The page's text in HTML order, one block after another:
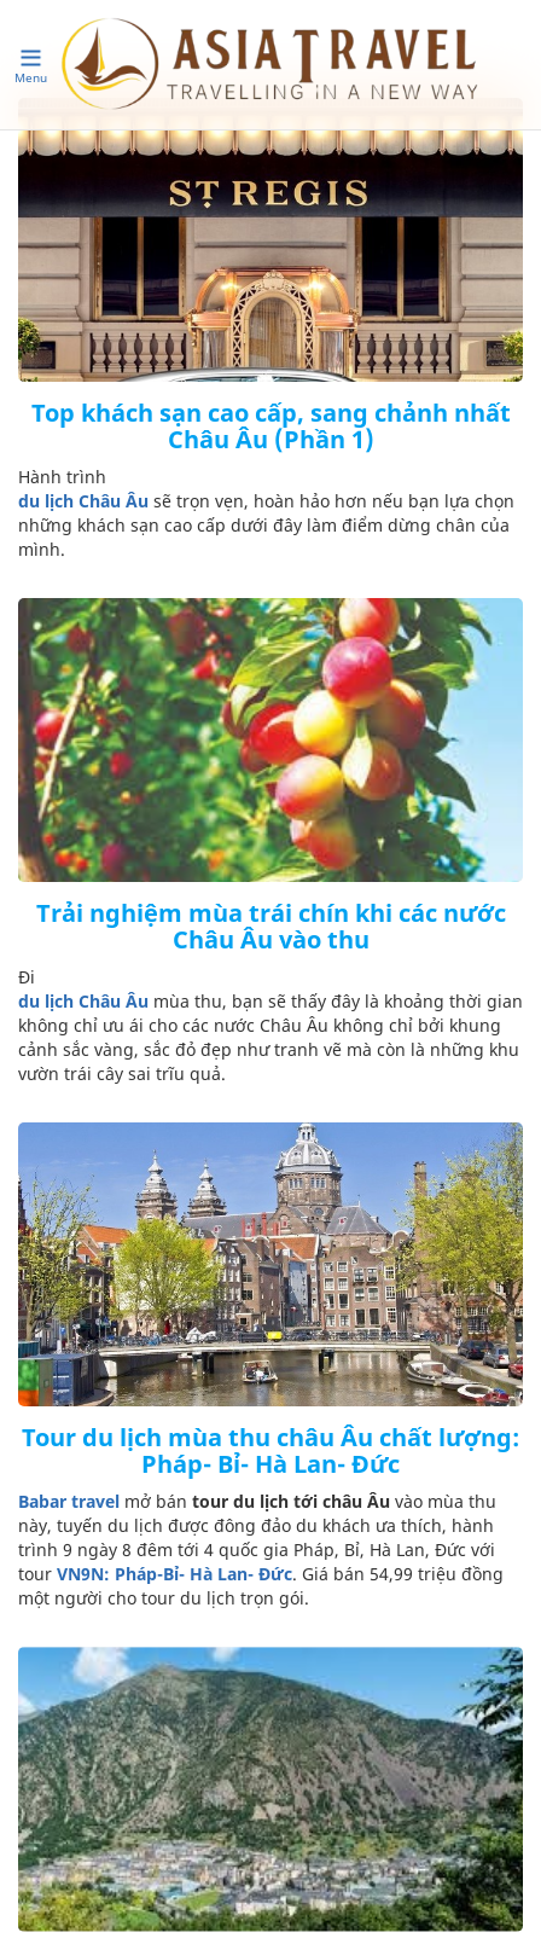
Menu
Top khách sạn cao cấp, sang chảnh nhất
Châu Âu (Phần 1)
Hành trình
du lịch Châu Âu sẽ trọn vẹn, hoàn hảo hơn nếu bạn lựa chọn
những khách sạn cao cấp dưới đây làm điểm dừng chân của
mình.
Trải nghiệm mùa trái chín khi các nước
Châu Âu vào thu
Đi
du lịch Châu Âu mùa thu, bạn sẽ thấy đây là khoảng thời gian
không chỉ ưu ái cho các nước Châu Âu không chỉ bởi khung
cảnh sắc vàng, sắc đỏ đẹp như tranh vẽ mà còn là những khu
vườn trái cây sai trĩu quả.
Tour du lịch mùa thu châu Âu chất lượng:
Pháp- Bỉ- Hà Lan- Đức
Babar travel mở bán tour du lịch tới châu Âu vào mùa thu
này, tuyến du lịch được đông đảo du khách ưa thích, hành
trình 9 ngày 8 đêm tới 4 quốc gia Pháp, Bỉ, Hà Lan, Đức với
tour VN9N: Pháp-Bỉ- Hà Lan- Đức. Giá bán 54,99 triệu đồng
một người cho tour du lịch trọn gói.